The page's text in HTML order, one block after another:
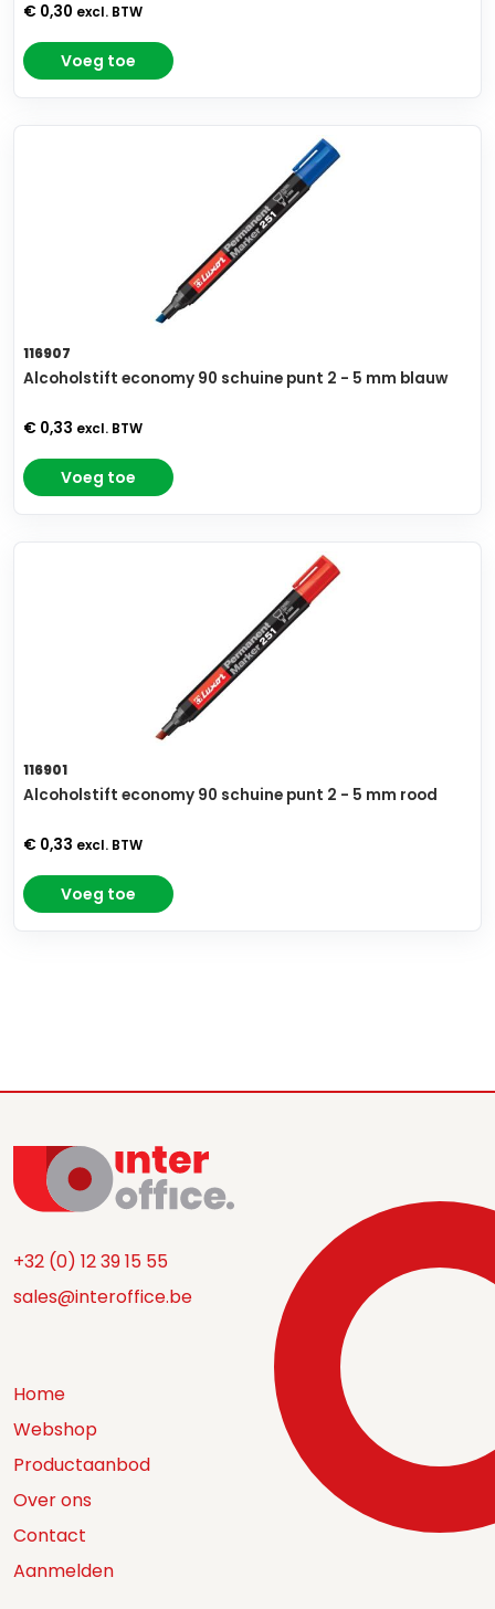
€ 0,30 excl. BTW
Voeg toe
116907
Alcoholstift economy 90 schuine punt 2 - 5 mm blauw
€ 0,33 excl. BTW
Voeg toe
116901
Alcoholstift economy 90 schuine punt 2 - 5 mm rood
€ 0,33 excl. BTW
Voeg toe
+32 (0) 12 39 15 55
sales@interoffice.be
Home
Webshop
Productaanbod
Over ons
Contact
Aanmelden